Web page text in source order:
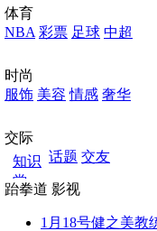
体育
NBA 彩票 足球 中超
时尚
服饰 美容 情感 奢华
交际
话题 交友
知识
堂
汽车
旅游
跆拳道 影视
1月18号健之美教